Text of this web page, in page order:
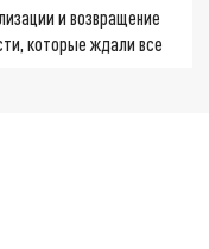
и возвращение
которые ждали все